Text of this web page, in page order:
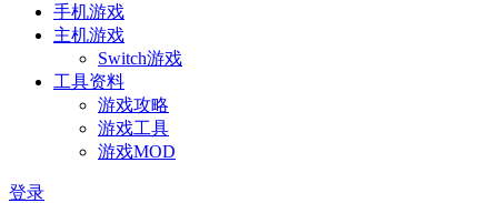
手机游戏
主机游戏
Switch游戏
工具资料
游戏攻略
游戏工具
游戏MOD
登录